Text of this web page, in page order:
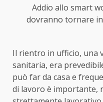
Addio allo smart
dovranno tornare
Il rientro in ufficio, una
sanitaria, era
può far da casa e
di lavoro è importante,